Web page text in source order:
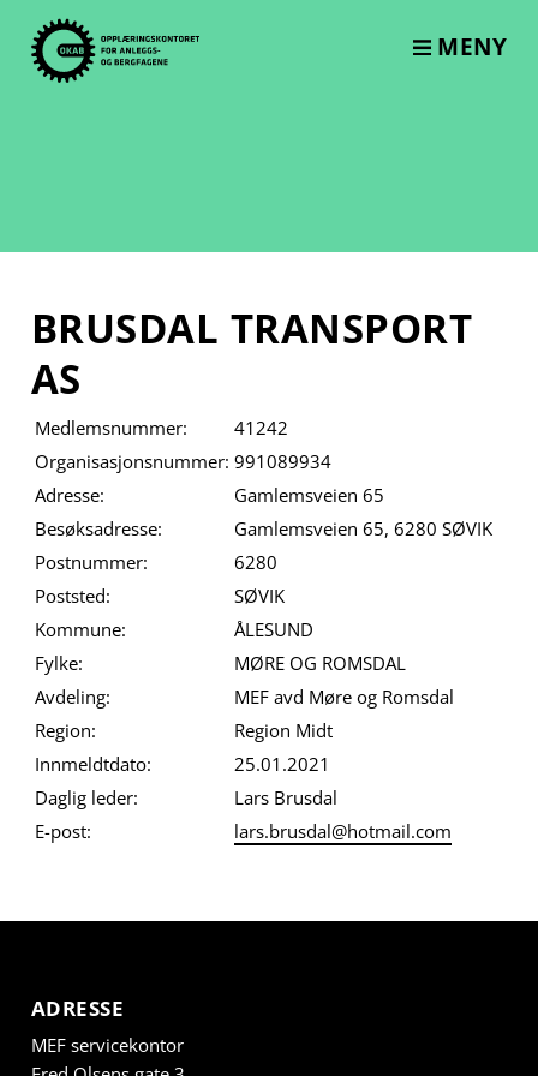
content
MENY
BRUSDAL TRANSPORT
AS
Medlemsnummer:
41242
Organisasjonsnummer: 991089934
Adresse:
Gamlemsveien 65
Besøksadresse:
Gamlemsveien 65, 6280 SØVIK
Postnummer:
6280
Poststed:
SØVIK
Kommune:
ÅLESUND
Fylke:
MØRE OG ROMSDAL
Avdeling:
MEF avd Møre og Romsdal
Region:
Region Midt
Innmeldtdato:
25.01.2021
Daglig leder:
Lars Brusdal
E-post:
lars.brusdal@hotmail.com
ADRESSE
MEF servicekontor